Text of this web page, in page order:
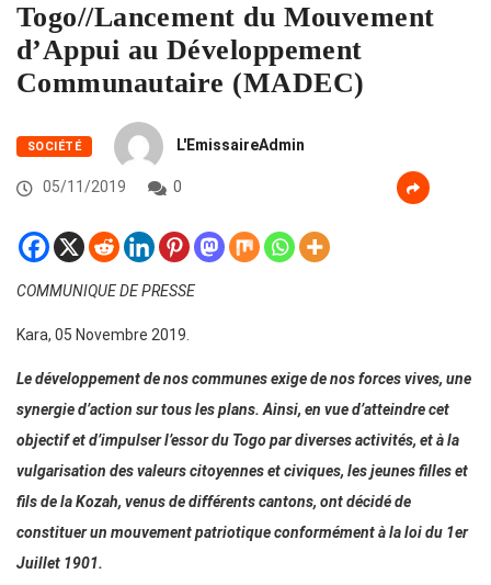
Togo//Lancement du Mouvement
d’Appui au Développement
Communautaire (MADEC)
SOCIÉTÉ L'EmissaireAdmin
05/11/2019 0
COMMUNIQUE DE PRESSE
Kara, 05 Novembre 2019.
Le développement de nos communes exige de nos forces vives, une
synergie d’action sur tous les plans. Ainsi, en vue d’atteindre cet
objectif et d’impulser l’essor du Togo par diverses activités, et à la
vulgarisation des valeurs citoyennes et civiques, les jeunes filles et
fils de la Kozah, venus de différents cantons, ont décidé de
constituer un mouvement patriotique conformément à la loi du 1er
Juillet 1901.